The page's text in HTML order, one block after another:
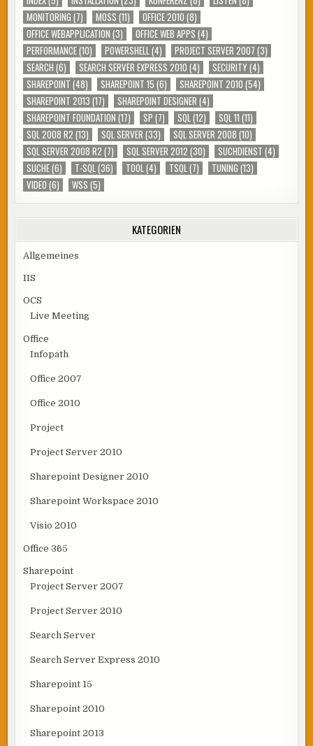
MONITORING (7) MOSS (11) OFFICE 2010 (8)
OFFICE WEBAPPLICATION (3) OFFICE WEB APPS (4)
PERFORMANCE(10) POWERSHELL (4) PROJECT SERVER 2007 (3)
SEARCH (6) SEARCH SERVER EXPRESS 2010 (4) SECURITY(4)
SHAREPOINT (48) SHAREPOINT 15 (6) SHAREPOINT 2010 (54)
SHAREPOINT 2013 (17) SHAREPOINT DESIGNER (4)
SHAREPOINT FOUNDATION (17) SP (7) SQL (12) SQL 11 (11)
SQL 2008 R2 (13) SQL SERVER (33) SQL SERVER 2008 (10)
SQL SERVER 2008 R2 (7) SQL SERVER 2012 (30) SUCHDIENST (4)
SUCHE(6) T-SQL (36) TOOL (4) TSQL (7) TUNING (13)
VIDEO (6) WSS (5)
KATEGORIEN
Allgemeines
IIS
OCS
Live Meeting
Office
Infopath
Office 2007
Office 2010
Project
Project Server 2010
Sharepoint Designer 2010
Sharepoint Workspace 2010
Visio 2010
Office 365
Sharepoint
Project Server 2007
Project Server 2010
Search Server
Search Server Express 2010
Sharepoint 15
Sharepoint 2010
Sharepoint 2013